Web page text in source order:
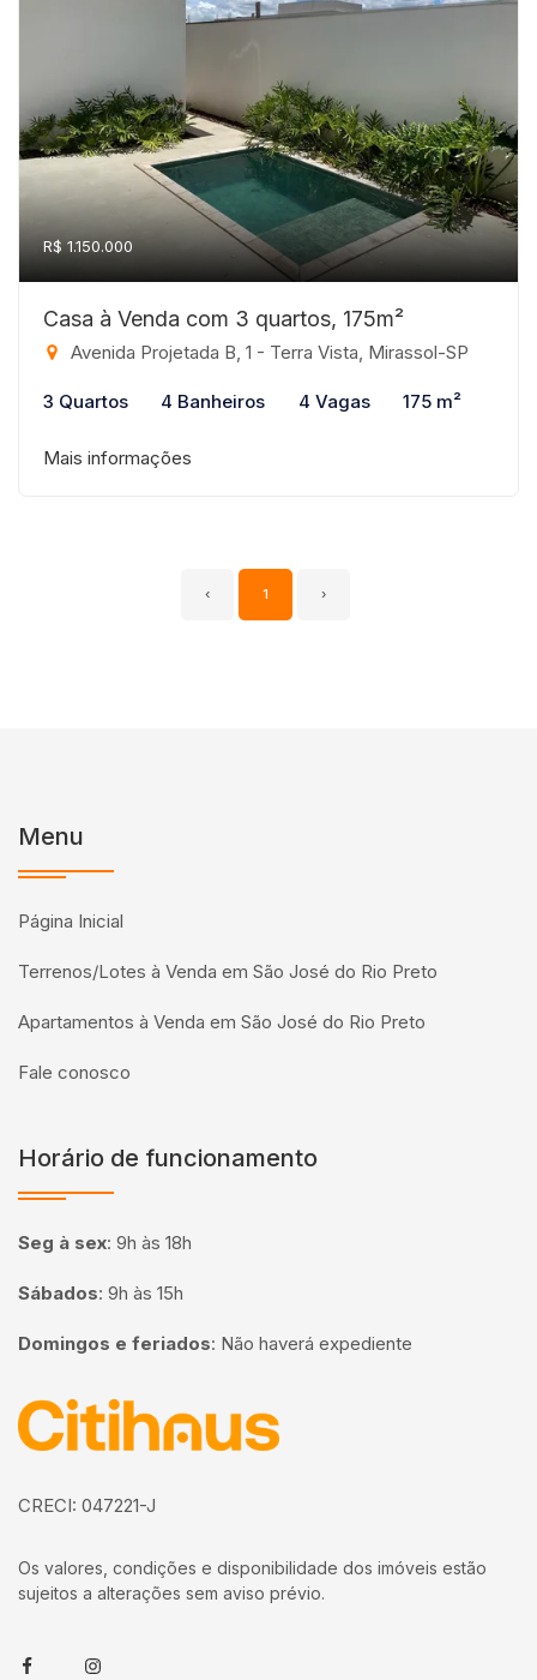
R$ 1.150.000
Casa à Venda com 3 quartos, 175m²
Avenida Projetada B, 1 - Terra Vista, Mirassol-SP
3 Quartos 4 Banheiros 4 Vagas 175 m²
Mais informações
‹ 1 ›
Menu
Página Inicial
Terrenos/Lotes à Venda em São José do Rio Preto
Apartamentos à Venda em São José do Rio Preto
Fale conosco
Horário de funcionamento
Seg à sex: 9h às 18h
Sábados: 9h às 15h
Domingos e feriados: Não haverá expediente
Página inicial
CRECI: 047221-J
Os valores, condições e disponibilidade dos imóveis estão
sujeitos a alterações sem aviso prévio.
FacebookInstagram